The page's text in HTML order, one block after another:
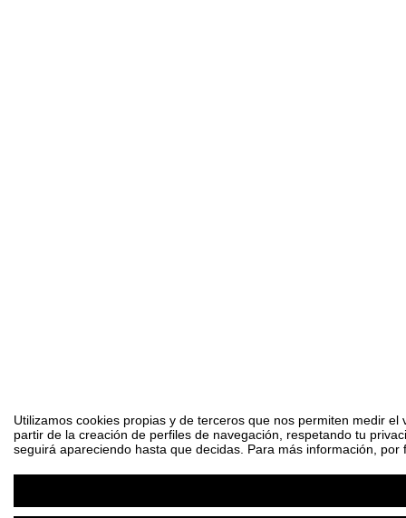
Utilizamos cookies propias y de terceros que nos permiten medir
partir de la creación de perfiles de navegación, respetando tu
seguirá apareciendo hasta que decidas. Para más información,